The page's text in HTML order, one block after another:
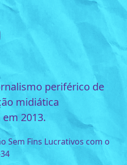
periférico de
midiática
2013.
Sem Fins Lucrativos com o